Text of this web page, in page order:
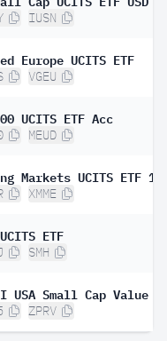
IUSN
Europe UCITS ETF
VGEU
UCITS ETF Acc
MEUD
Markets UCITS ETF 1C
XMME
ETF
SMH
ZPRV